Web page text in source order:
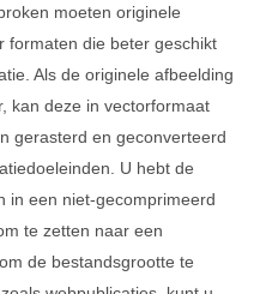
moeten originele
formaten die beter geschikt
Als de originele afbeelding
kan deze in vectorformaat
gerasterd en geconverteerd
U hebt de
in een niet-gecomprimeerd
te zetten naar een
de bestandsgrootte te